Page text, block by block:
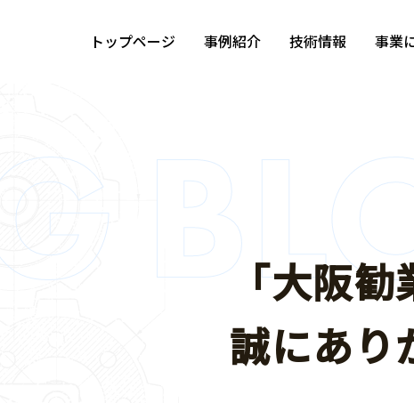
トップページ 事例紹介
事例紹介
CASE
STUDY
すべて
技術情報 事業
「大阪勧
誠にあり